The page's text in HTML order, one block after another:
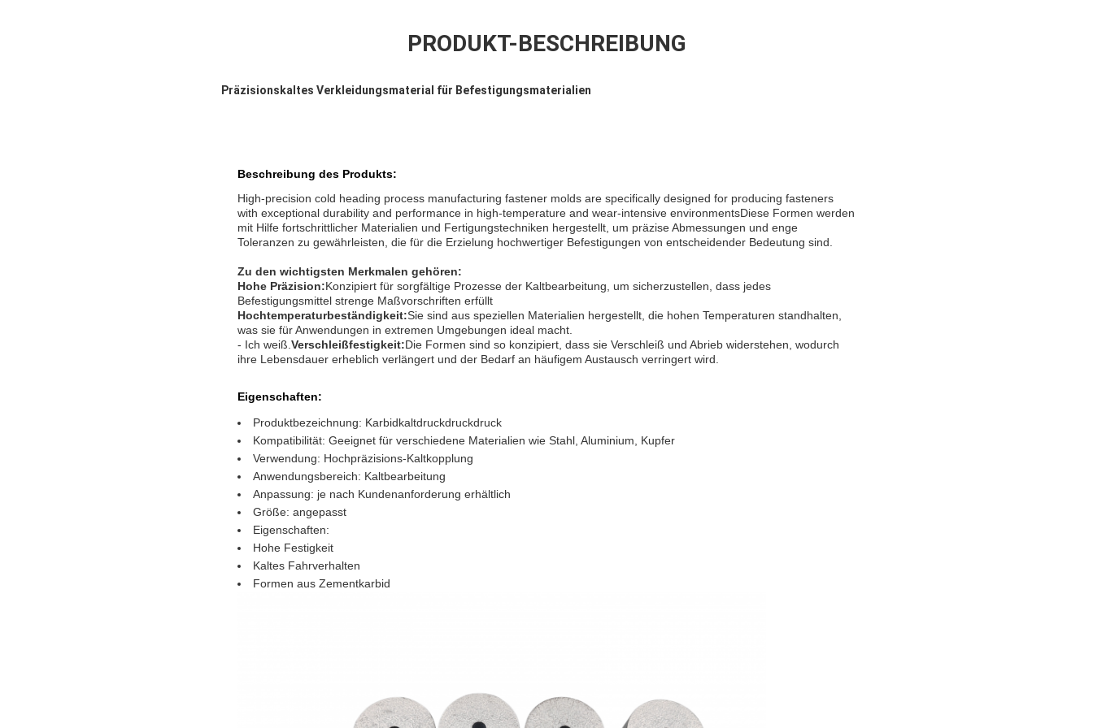
PRODUKT-BESCHREIBUNG
Präzisionskaltes Verkleidungsmaterial für Befestigungsmaterialien
Beschreibung des Produkts:
High-precision cold heading process manufacturing fastener molds are specifically designed for producing fasteners
with exceptional durability and performance in high-temperature and wear-intensive environmentsDiese Formen werden
mit Hilfe fortschrittlicher Materialien und Fertigungstechniken hergestellt, um präzise Abmessungen und enge
Toleranzen zu gewährleisten, die für die Erzielung hochwertiger Befestigungen von entscheidender Bedeutung sind.
Zu den wichtigsten Merkmalen gehören:
Hohe Präzision:Konzipiert für sorgfältige Prozesse der Kaltbearbeitung, um sicherzustellen, dass jedes
Befestigungsmittel strenge Maßvorschriften erfüllt
Hochtemperaturbeständigkeit:Sie sind aus speziellen Materialien hergestellt, die hohen Temperaturen standhalten,
was sie für Anwendungen in extremen Umgebungen ideal macht.
- Ich weiß. Verschleißfestigkeit:Die Formen sind so konzipiert, dass sie Verschleiß und Abrieb widerstehen, wodurch
ihre Lebensdauer erheblich verlängert und der Bedarf an häufigem Austausch verringert wird.
Eigenschaften:
Produktbezeichnung: Karbidkaltdruckdruckdruck
Kompatibilität: Geeignet für verschiedene Materialien wie Stahl, Aluminium, Kupfer
Verwendung: Hochpräzisions-Kaltkopplung
Anwendungsbereich: Kaltbearbeitung
Anpassung: je nach Kundenanforderung erhältlich
Größe: angepasst
Eigenschaften:
Hohe Festigkeit
Kaltes Fahrverhalten
Formen aus Zementkarbid